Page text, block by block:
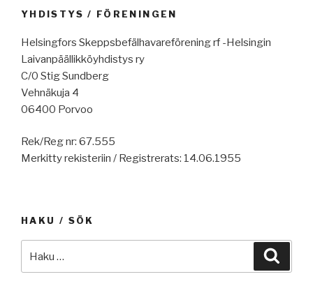
YHDISTYS / FÖRENINGEN
Helsingfors Skeppsbefälhavareförening rf -Helsingin
Laivanpäällikköyhdistys ry
C/0 Stig Sundberg
Vehnäkuja 4
06400 Porvoo
Rek/Reg nr: 67.555
Merkitty rekisteriin / Registrerats: 14.06.1955
HAKU / SÖK